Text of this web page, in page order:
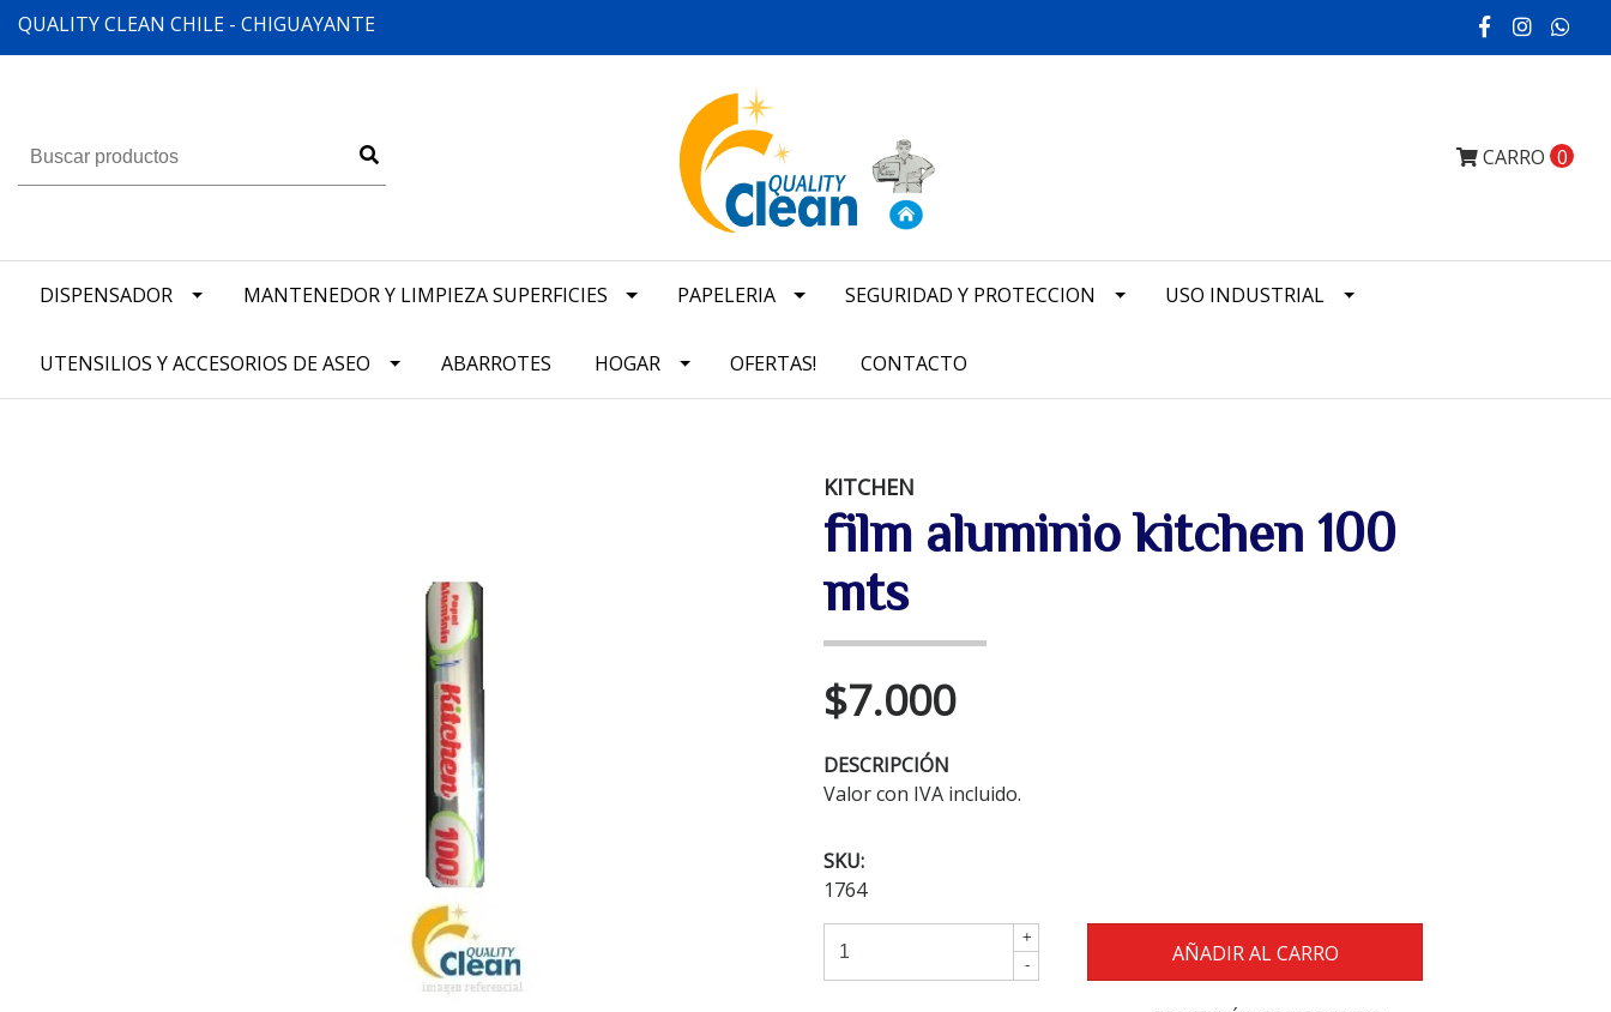
QUALITY CLEAN CHILE - CHIGUAYANTE
CARRO 0
DISPENSADOR MANTENEDOR Y LIMPIEZA SUPERFICIES PAPELERIA SEGURIDAD Y PROTECCION USO INDUSTRIAL
UTENSILIOS Y ACCESORIOS DE ASEO ABARROTES HOGAR OFERTAS! CONTACTO
KITCHEN
film aluminio kitchen 100
mts
$7.000
DESCRIPCIÓN
Valor con IVA incluido.
SKU:
1764
+
-